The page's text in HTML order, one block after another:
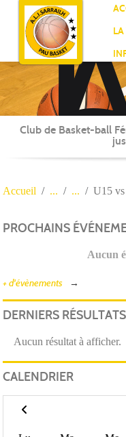
Club de Basket-ball
Accueil U15
PROCHAINS
Aucun
+ d'évènements
DERNIERS RÉSULTATS
Aucun résultat à afficher.
CALENDRIER
Panneau de gestion des